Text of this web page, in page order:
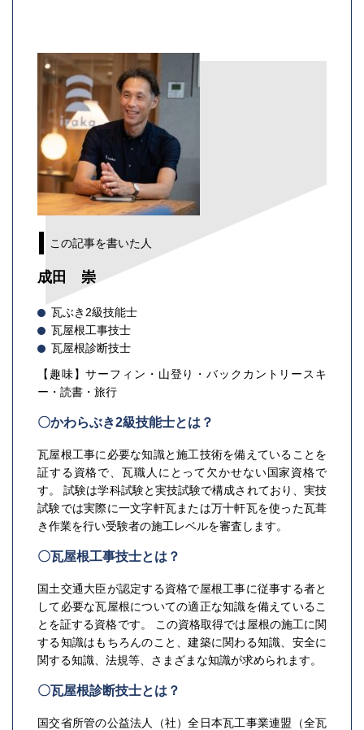
この記事を書いた人
成田 崇
瓦ぶき2級技能士
瓦屋根工事技士
瓦屋根診断技士
【趣味】サーフィン・山登り・バックカントリースキ
ー・読書・旅行
〇かわらぶき2級技能士とは？
瓦屋根工事に必要な知識と施工技術を備えていることを
証する資格で、瓦職人にとって欠かせない国家資格で
す。 試験は学科試験と実技試験で構成されており、実技
試験では実際に一文字軒瓦または万十軒瓦を使った瓦葺
き作業を行い受験者の施工レベルを審査します。
〇瓦屋根工事技士とは？
国土交通大臣が認定する資格で屋根工事に従事する者と
して必要な瓦屋根についての適正な知識を備えているこ
とを証する資格です。 この資格取得では屋根の施工に関
する知識はもちろんのこと、建築に関わる知識、安全に
関する知識、法規等、さまざまな知識が求められます。
〇瓦屋根診断技士とは？
国交省所管の公益法人（社）全日本瓦工事業連盟（全瓦